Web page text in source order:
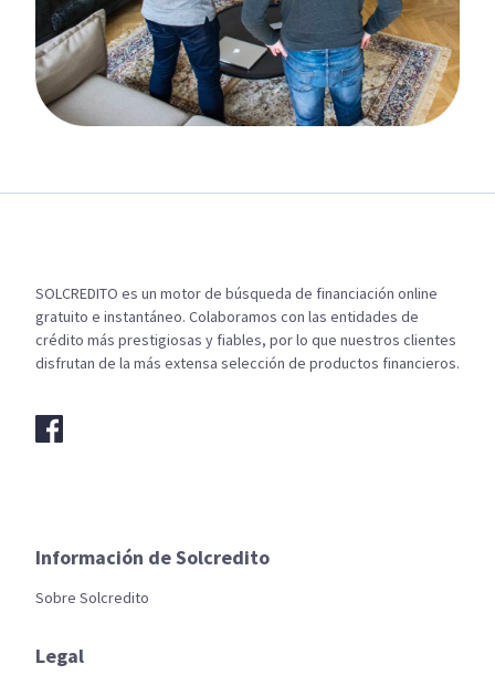
SOLCREDITO es un motor de búsqueda de financiación online
gratuito e instantáneo. Colaboramos con las entidades de
crédito más prestigiosas y fiables, por lo que nuestros clientes
disfrutan de la más extensa selección de productos financieros.
Información de Solcredito
Sobre Solcredito
Legal